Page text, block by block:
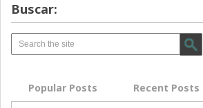
Buscar:
Popular Posts Recent Posts